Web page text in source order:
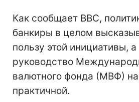
Как сообщает ВВС,
банкиры в целом
пользу этой инициативы, а
руководство
валютного фонда (МВФ)
практичной.